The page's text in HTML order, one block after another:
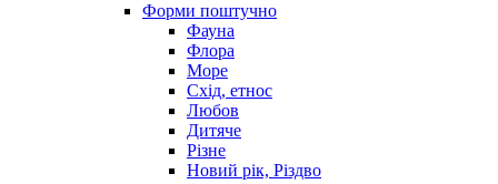
Форми поштучно
Фауна
Флора
Море
Схід, етнос
Любов
Дитяче
Різне
Новий рік, Різдво